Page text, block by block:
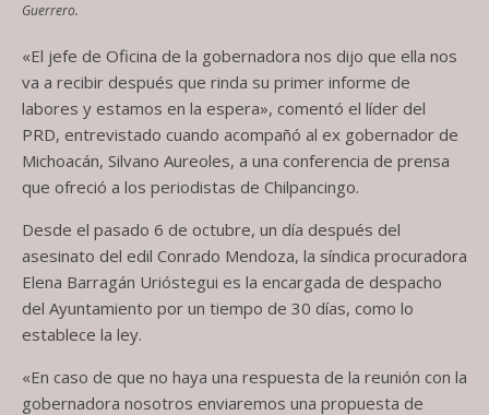
Guerrero.
«El jefe de Oficina de la gobernadora nos dijo que ella nos
va a recibir después que rinda su primer informe de
labores y estamos en la espera», comentó el líder del
PRD, entrevistado cuando acompañó al ex gobernador de
Michoacán, Silvano Aureoles, a una conferencia de prensa
que ofreció a los periodistas de Chilpancingo.
Desde el pasado 6 de octubre, un día después del
asesinato del edil Conrado Mendoza, la síndica procuradora
Elena Barragán Urióstegui es la encargada de despacho
del Ayuntamiento por un tiempo de 30 días, como lo
establece la ley.
«En caso de que no haya una respuesta de la reunión con la
gobernadora nosotros enviaremos una propuesta de